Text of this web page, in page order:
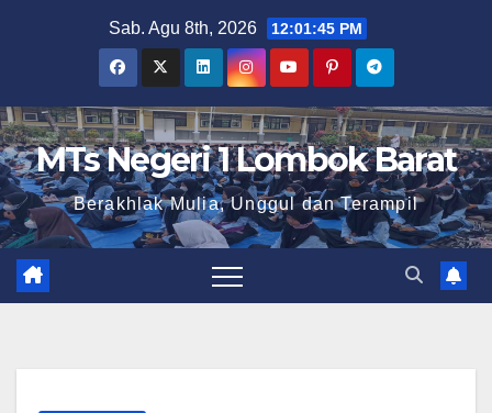
Sab. Agu 8th, 2026 12:01:45 PM
MTs Negeri 1 Lombok Barat
Berakhlak Mulia, Unggul dan Terampil